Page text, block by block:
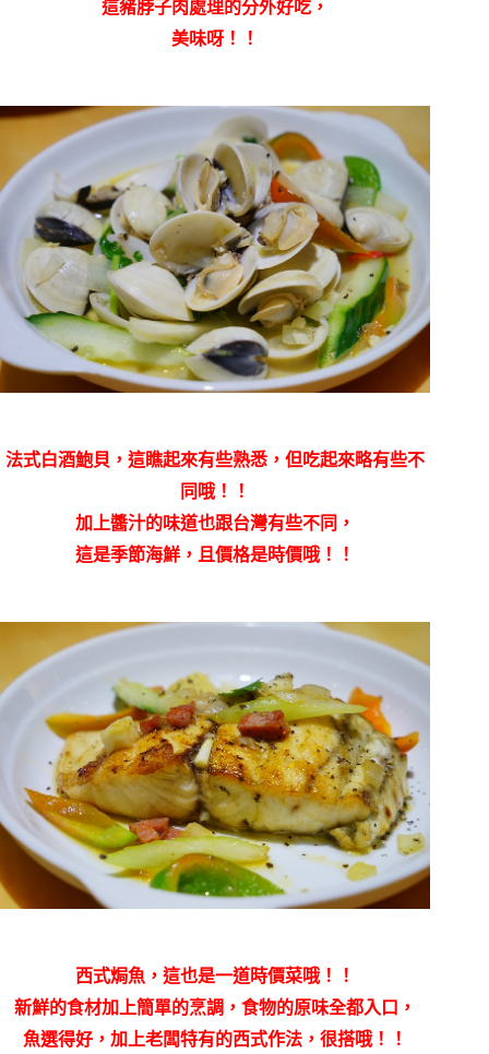
這豬脖子肉處理的分外好吃，
美味呀！！
法式白酒鮑貝，這瞧起來有些熟悉，但吃起來略有些不
同哦！！
加上醬汁的味道也跟台灣有些不同，
這是季節海鮮，且價格是時價哦！！
西式焗魚，這也是一道時價菜哦！！
新鮮的食材加上簡單的烹調，食物的原味全都入口，
魚選得好，加上老闆特有的西式作法，很搭哦！！